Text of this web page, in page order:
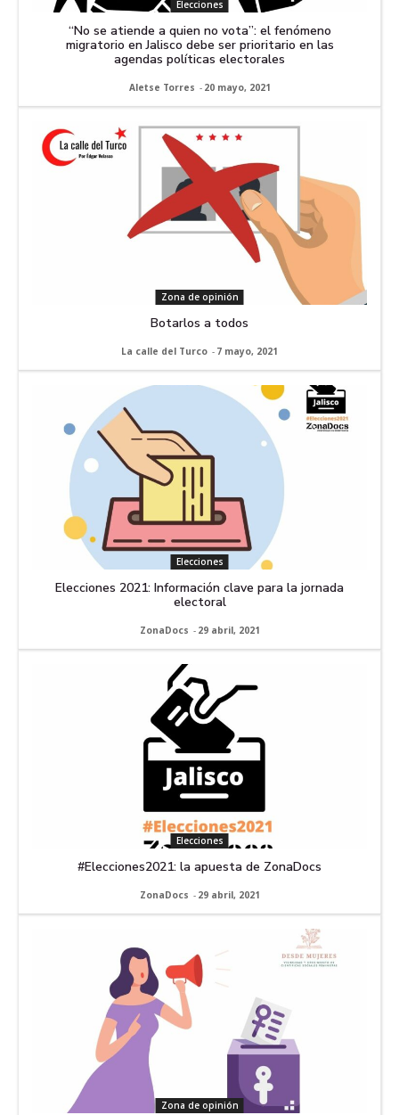
Elecciones
“No se atiende a quien no vota”: el fenómeno
migratorio en Jalisco debe ser prioritario en las
agendas políticas electorales
Aletse Torres - 20 mayo, 2021
Zona de opinión
Botarlos a todos
La calle del Turco - 7 mayo, 2021
Elecciones
Elecciones 2021: Información clave para la jornada
electoral
ZonaDocs - 29 abril, 2021
Elecciones
#Elecciones2021: la apuesta de ZonaDocs
ZonaDocs - 29 abril, 2021
Zona de opinión